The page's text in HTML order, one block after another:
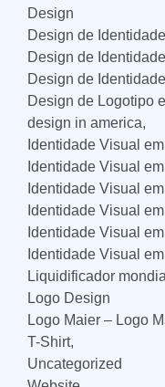
Design
Design de
Design de
Design de
Design de Logotipo
design in america,
Identidade Visual
Identidade Visual
Identidade Visual
Identidade Visual
Identidade Visual
Identidade Visual
Liquidificador mondial
Logo Design
Logo Maier – Logo
T-Shirt,
Uncategorized